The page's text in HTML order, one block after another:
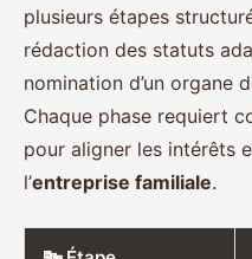
plusieurs étapes
rédaction des statuts
nomination d’un organe
Chaque phase requiert
pour aligner les intérêts
l’entreprise familiale.